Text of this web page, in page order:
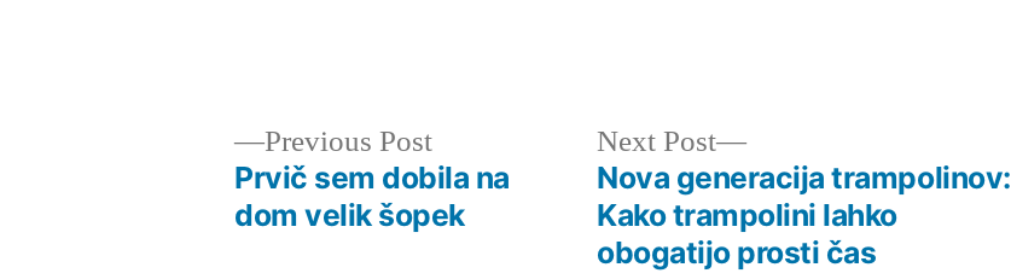
Navigacija
Previous PostPrevious
post:
Prvič sem dobila na
dom velik šopek
Next Post
Next
post:
Nova generacija trampolinov:
Kako trampolini lahko
obogatijo prosti čas